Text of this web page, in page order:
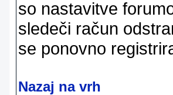
so nastavitve
sledeči račun
se ponovno
Nazaj na vrh